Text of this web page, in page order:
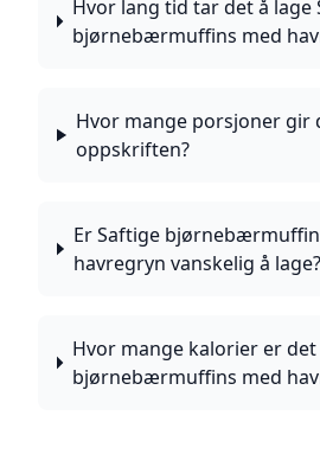
Hvor lang tid tar det å lage
bjørnebærmuffins med
Hvor mange porsjoner gir
oppskriften?
Er Saftige
havregryn vanskelig å lage?
Hvor mange kalorier er det
bjørnebærmuffins med